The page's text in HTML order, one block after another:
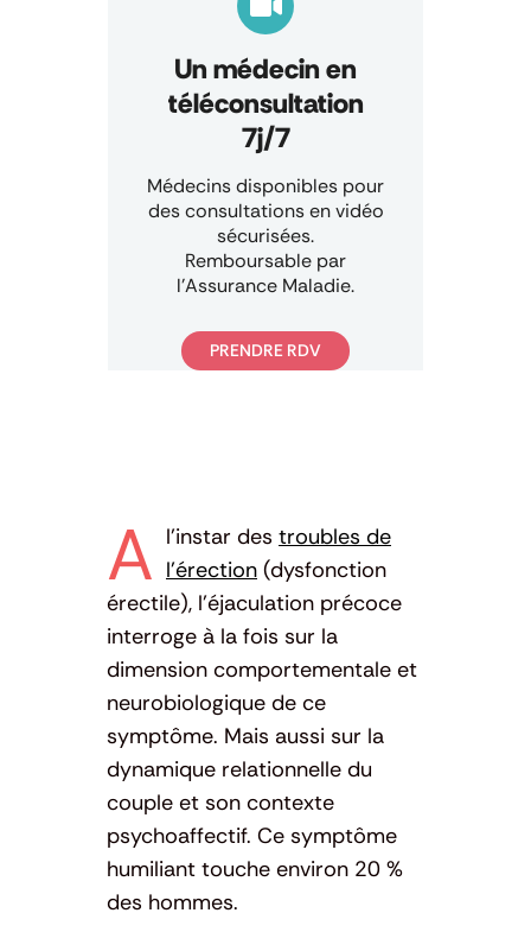
Un médecin en
téléconsultation
7j/7
Médecins disponibles pour
des consultations en vidéo
sécurisées.
Remboursable par
l’Assurance Maladie.
PRENDRE RDV
A l’instar des troubles de
l’érection (dysfonction
érectile), l’éjaculation précoce
interroge à la fois sur la
dimension comportementale et
neurobiologique de ce
symptôme. Mais aussi sur la
dynamique relationnelle du
couple et son contexte
psychoaffectif. Ce symptôme
humiliant touche environ 20 %
des hommes.